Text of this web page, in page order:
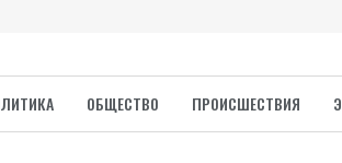
ОБЩЕСТВО ПРОИСШЕСТВИЯ